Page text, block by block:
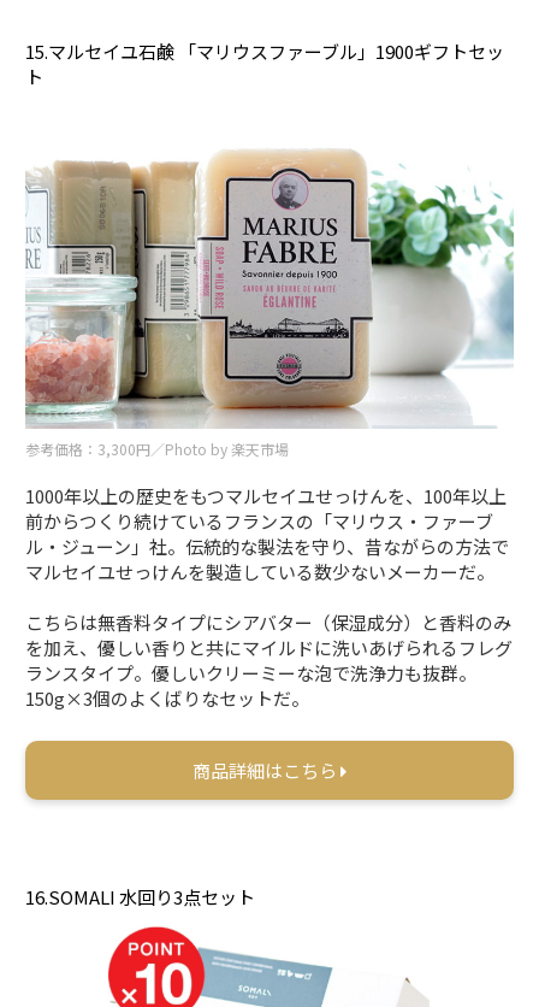
15.マルセイユ石鹸 「マリウスファーブル」1900ギフトセッ
ト
参考価格：3,300円／Photo by 楽天市場
1000年以上の歴史をもつマルセイユせっけんを、100年以上
前からつくり続けているフランスの「マリウス・ファーブ
ル・ジューン」社。伝統的な製法を守り、昔ながらの方法で
マルセイユせっけんを製造している数少ないメーカーだ。
こちらは無香料タイプにシアバター（保湿成分）と香料のみ
を加え、優しい香りと共にマイルドに洗いあげられるフレグ
ランスタイプ。優しいクリーミーな泡で洗浄力も抜群。
150g×3個のよくばりなセットだ。
商品詳細はこちら
16.SOMALI 水回り3点セット